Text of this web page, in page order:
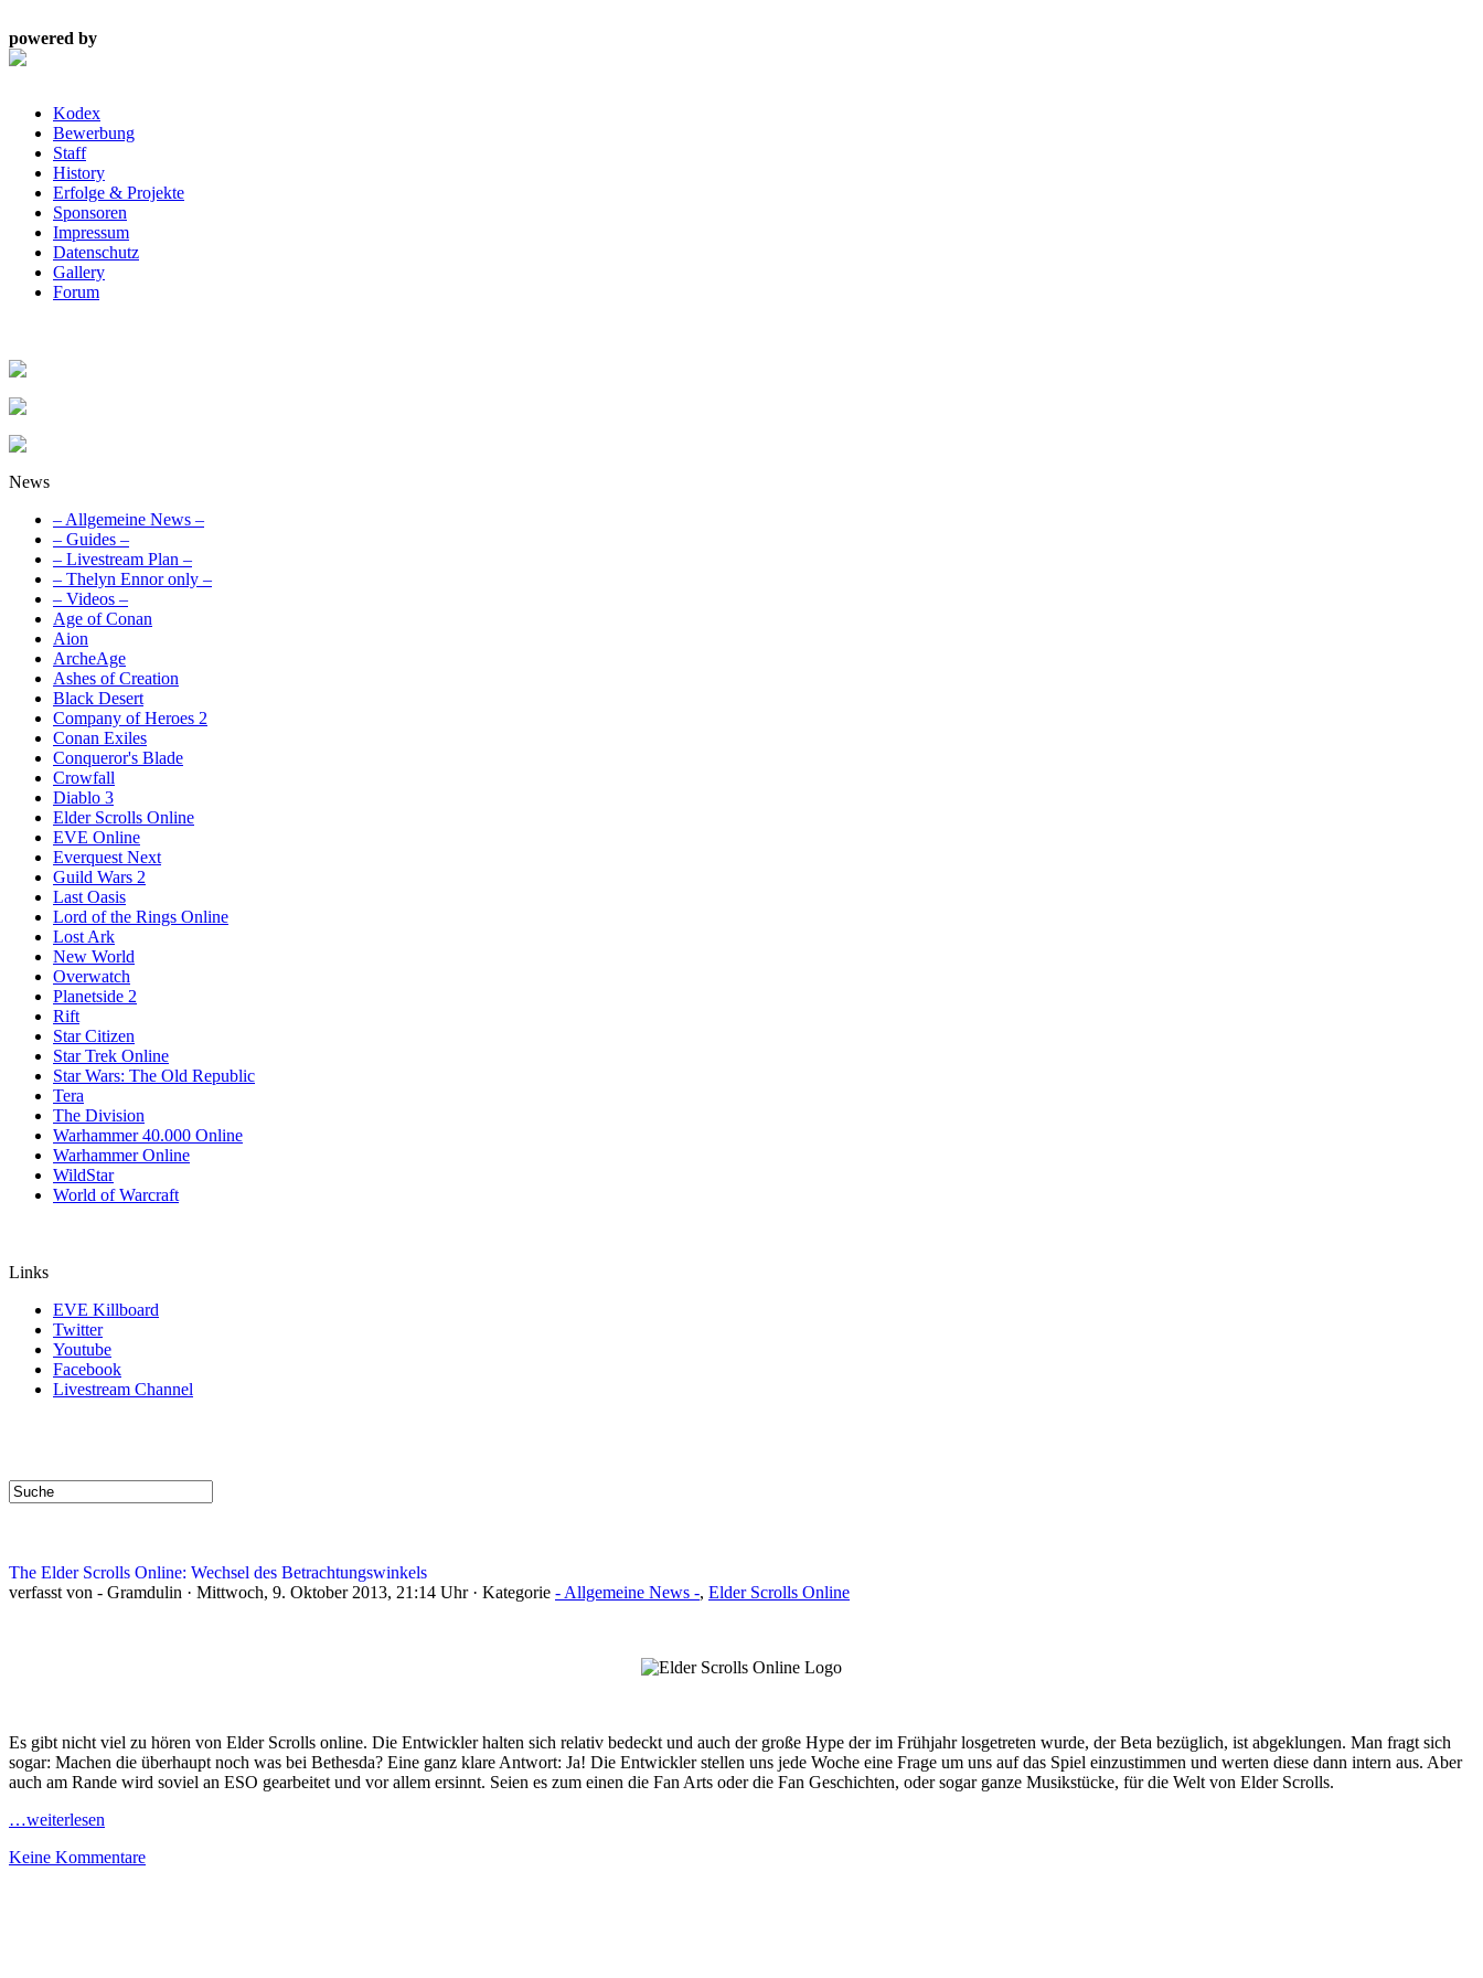
powered by
Kodex
Bewerbung
Staff
History
Erfolge & Projekte
Sponsoren
Impressum
Datenschutz
Gallery
Forum
News
– Allgemeine News –
– Guides –
– Livestream Plan –
– Thelyn Ennor only –
– Videos –
Age of Conan
Aion
ArcheAge
Ashes of Creation
Black Desert
Company of Heroes 2
Conan Exiles
Conqueror's Blade
Crowfall
Diablo 3
Elder Scrolls Online
EVE Online
Everquest Next
Guild Wars 2
Last Oasis
Lord of the Rings Online
Lost Ark
New World
Overwatch
Planetside 2
Rift
Star Citizen
Star Trek Online
Star Wars: The Old Republic
Tera
The Division
Warhammer 40.000 Online
Warhammer Online
WildStar
World of Warcraft
Links
EVE Killboard
Twitter
Youtube
Facebook
Livestream Channel
The Elder Scrolls Online: Wechsel des Betrachtungswinkels
verfasst von - Gramdulin · Mittwoch, 9. Oktober 2013, 21:14 Uhr · Kategorie - Allgemeine News -, Elder Scrolls Online
Es gibt nicht viel zu hören von Elder Scrolls online. Die Entwickler halten sich relativ bedeckt und auch der große Hype der im Frühjahr losgetreten wurde, der Beta bezüglich, ist abgeklungen. Man fragt sich
sogar: Machen die überhaupt noch was bei Bethesda? Eine ganz klare Antwort: Ja! Die Entwickler stellen uns jede Woche eine Frage um uns auf das Spiel einzustimmen und werten diese dann intern aus. Aber
auch am Rande wird soviel an ESO gearbeitet und vor allem ersinnt. Seien es zum einen die Fan Arts oder die Fan Geschichten, oder sogar ganze Musikstücke, für die Welt von Elder Scrolls.
…weiterlesen
Keine Kommentare